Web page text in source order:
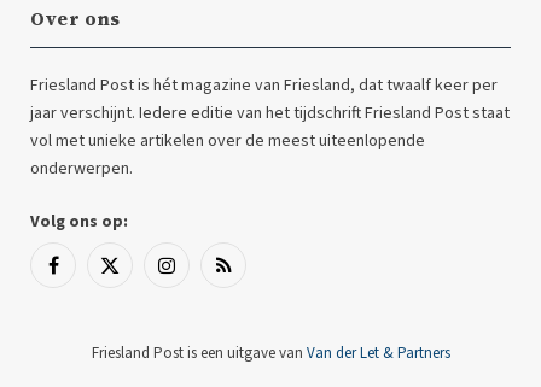
Over ons
Friesland Post is hét magazine van Friesland, dat twaalf keer per
jaar verschijnt. Iedere editie van het tijdschrift Friesland Post staat
vol met unieke artikelen over de meest uiteenlopende
onderwerpen.
Volg ons op:
Facebook
X
InstagramRSS
Friesland Post is een uitgave van Van der Let & Partners